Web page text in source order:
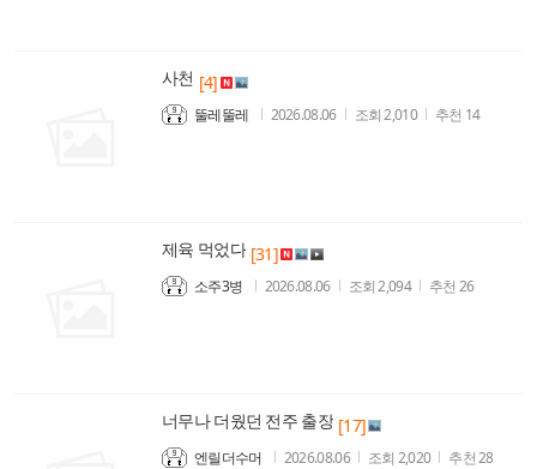
사천 [4]
뚤레뚤레 2026.08.06 조회2,010 추천 14
제육 먹었다 [31]
소주3병 2026.08.06 조회2,094 추천 26
너무나 더웠던 전주 출장 [17]
엔릴더수머 2026.08.06 조회 2,020 추천28